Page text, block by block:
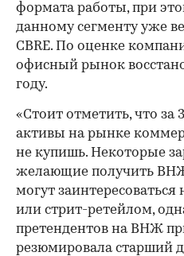
формата работы, при
данному сегменту уже
CBRE. По оценке
офисный рынок
году.
«Стоит отметить, что за
активы на рынке
не купишь. Некоторые
желающие получить
могут
или стрит-ретейлом,
претендентов на ВНЖ
резюмировала старший